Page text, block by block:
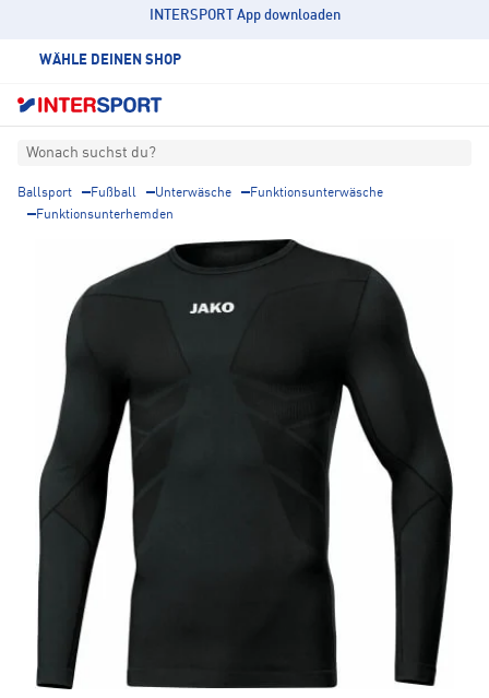
INTERSPORT App downloaden
WÄHLE DEINEN SHOP
Wonach suchst du?
Ballsport Fußball Unterwäsche
Funktionsunterwäsche
Funktionsunterhemden